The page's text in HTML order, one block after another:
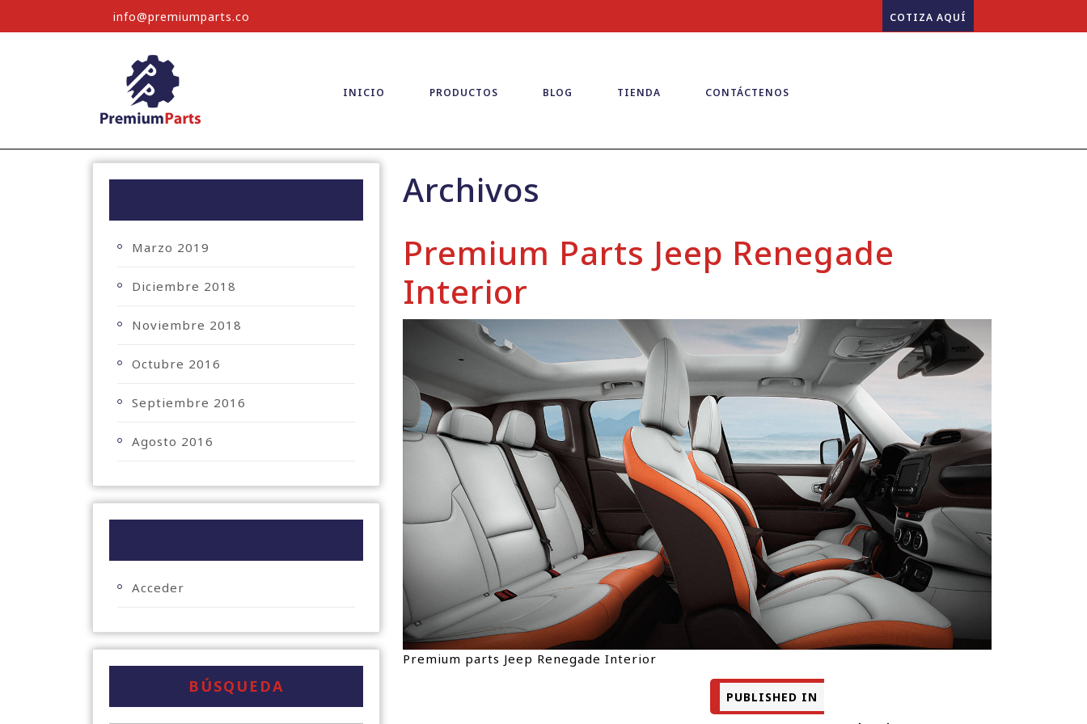
info@premiumparts.co COTIZA AQUÍ
INICIO PRODUCTOS BLOG TIENDA CONTÁCTENOS
Marzo 2019
Diciembre 2018
Noviembre 2018
Octubre 2016
Septiembre 2016
Agosto 2016
Acceder
BÚSQUEDA
Archivos
Premium Parts Jeep Renegade
Interior
Premium parts Jeep Renegade Interior
PUBLISHED IN